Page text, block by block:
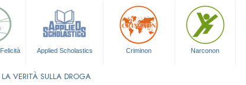
Applied Scholastics Criminon Narconon
LA VERITÀ SULLA DROGA